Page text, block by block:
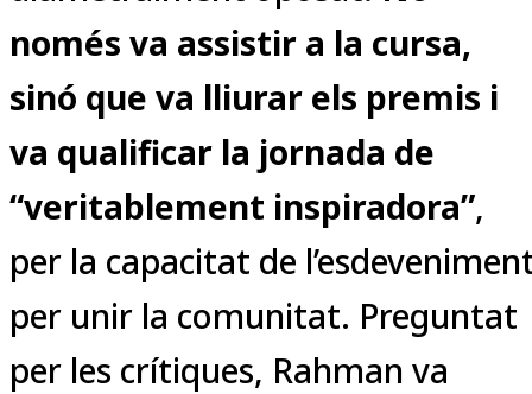
només va assistir a la cursa,
sinó que va lliurar els premis i
va qualificar la jornada de
“veritablement inspiradora”,
per la capacitat de
per unir la comunitat. Preguntat
per les crítiques, Rahman va